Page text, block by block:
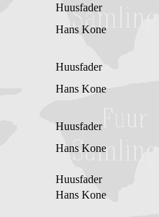
Huusfader
Hans Kone
Huusfader
Hans Kone
Huusfader
Hans Kone
Huusfader
Hans Kone